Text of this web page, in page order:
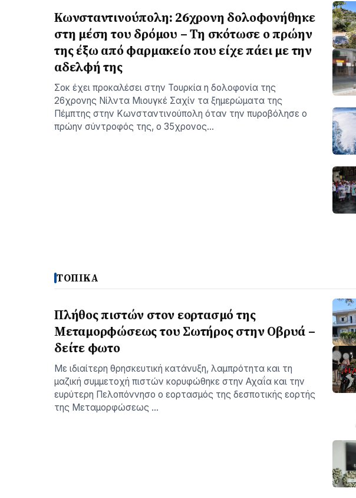
Κωνσταντινούπολη: 26χρονη δολοφονήθηκε
στη μέση του δρόμου – Τη σκότωσε ο πρώην
της έξω από φαρμακείο που είχε πάει με την
αδελφή της
Σοκ έχει προκαλέσει στην Τουρκία η δολοφονία της
26χρονης Νίλντα Μιουγκέ Σαχίν τα ξημερώματα της
Πέμπτης στην Κωνσταντινούπολη όταν την πυροβόλησε ο
πρώην σύντροφός της, ο 35χρονος…
ΤΟΠΙΚΑ
Πλήθος πιστών στον εορτασμό της
Μεταμορφώσεως του Σωτήρος στην Οβρυά –
δείτε φωτο
Με ιδιαίτερη θρησκευτική κατάνυξη, λαμπρότητα και τη
μαζική συμμετοχή πιστών κορυφώθηκε στην Αχαΐα και την
ευρύτερη Πελοπόννησο ο εορτασμός της δεσποτικής εορτής
της Μεταμορφώσεως …